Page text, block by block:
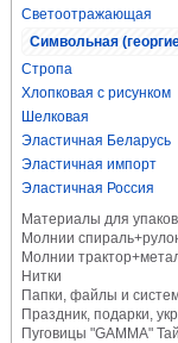
Светоотражающая
Символьная
Стропа
Хлопковая с рисунком
Шелковая
Эластичная Беларусь
Эластичная импорт
Эластичная Россия
Материалы для
Молнии
Молнии
Нитки
Папки, файлы и
Праздник, подарки,
Пуговицы "GAMMA"